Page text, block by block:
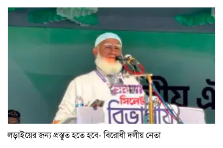
লড়াইয়ের জন্য প্রস্তুত হতে হবে- বিরোধী দলীয় নেতা